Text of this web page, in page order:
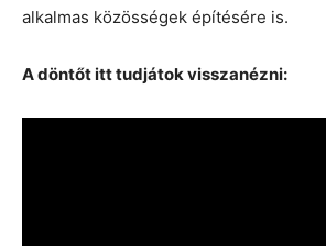
alkalmas közösségek építésére is.
A döntőt itt tudjátok visszanézni: